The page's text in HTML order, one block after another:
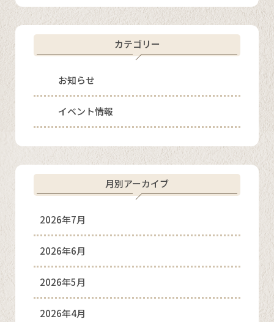
カテゴリー
お知らせ
イベント情報
月別アーカイブ
2026年7月
2026年6月
2026年5月
2026年4月